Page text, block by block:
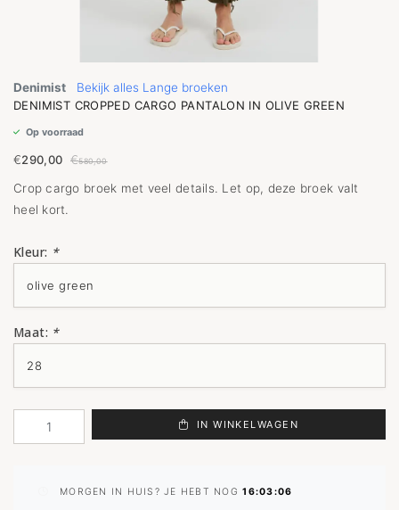
Denimist
Bekijk alles Lange broeken
DENIMIST CROPPED CARGO PANTALON IN OLIVE GREEN
Op voorraad
€290,00 €580,00
Crop cargo broek met veel details. Let op, deze broek valt
heel kort.
Kleur: *
Maat: *
IN WINKELWAGEN
MORGEN IN HUIS? JE HEBT NOG16:03:06